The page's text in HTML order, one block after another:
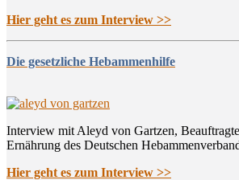
Hier geht es zum Interview >>
Die gesetzliche Hebammenhilfe
Interview mit Aleyd von Gartzen,
Ernährung des Deutschen
Hier geht es zum Interview >>